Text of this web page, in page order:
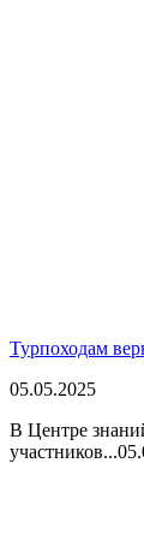
Турпоходам
05.05.2025
В Центре
участников...